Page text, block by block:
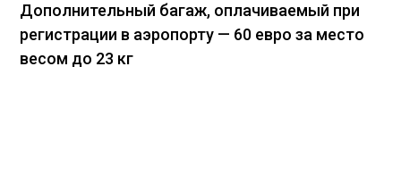
Дополнительный багаж, оплачиваемый при
регистрации в аэропорту — 60 евро за место
весом до 23 кг